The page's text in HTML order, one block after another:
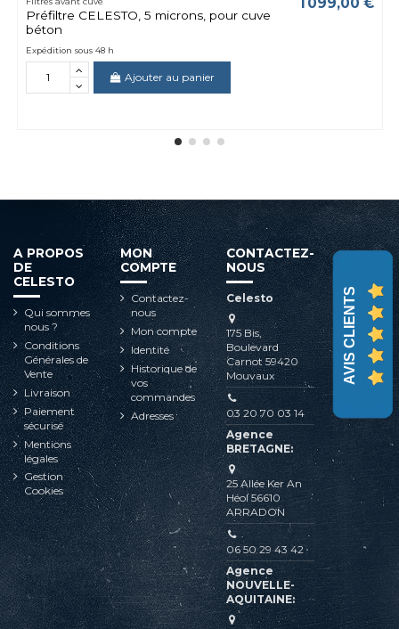
Préfiltre CELESTO, 5 microns, pour cuve
béton
Expédition sous 48 h
Ajouter au panier
A PROPOS
DE
CELESTO
Qui sommes
nous ?
Conditions
Générales de
Vente
Livraison
Paiement
sécurisé
Mentions
légales
Gestion
Cookies
MON
COMPTE
Contactez-
nous
Mon compte
Identité
Historique de
vos
commandes
Adresses
CONTACTEZ-
NOUS
Celesto
175 Bis,
Boulevard
Carnot 59420
Mouvaux
03 20 70 03 14
Agence
BRETAGNE:
25 Allée Ker An
Héol 56610
ARRADON
06 50 29 43 42
Agence
NOUVELLE-
AQUITAINE:
AVIS CLIENTS